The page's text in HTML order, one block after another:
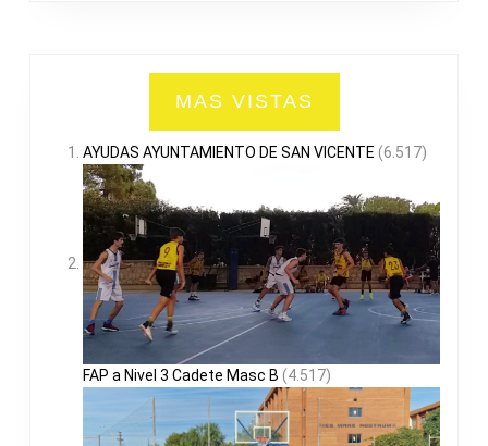
MAS VISTAS
AYUDAS AYUNTAMIENTO DE SAN VICENTE (6.517)
FAP a Nivel 3 Cadete Masc B (4.517)